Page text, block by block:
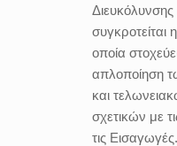
συγκροτείται
οποία
απλοποίηση
και
σχετικών με
τις Εισαγωγές.